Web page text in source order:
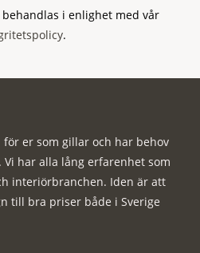
i enlighet med vår
.
er som gillar och har behov
har alla lång erfarenhet som
interiörbranchen. Iden är att
till bra priser både i Sverige